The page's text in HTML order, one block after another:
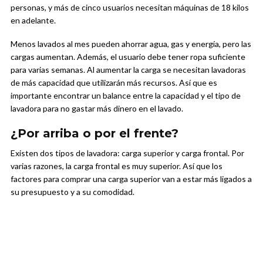
personas, y más de cinco usuarios necesitan máquinas de 18 kilos
en adelante.
Menos lavados al mes pueden ahorrar agua, gas y energía, pero las
cargas aumentan. Además, el usuario debe tener ropa suficiente
para varias semanas. Al aumentar la carga se necesitan lavadoras
de más capacidad que utilizarán más recursos. Así que es
importante encontrar un balance entre la capacidad y el tipo de
lavadora para no gastar más dinero en el lavado.
¿Por arriba o por el frente?
Existen dos tipos de lavadora: carga superior y carga frontal. Por
varias razones, la carga frontal es muy superior. Así que los
factores para comprar una carga superior van a estar más ligados a
su presupuesto y a su comodidad.